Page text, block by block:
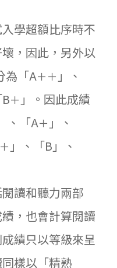
學超額比序時不
，因此，另外以
為「A＋＋ 」、
＋ 」。因此成績
、「A＋ 」、
＋ 」、「B」、
讀和聽力兩部
，也會計算閱讀
績只以等級來呈
樣以「精熟